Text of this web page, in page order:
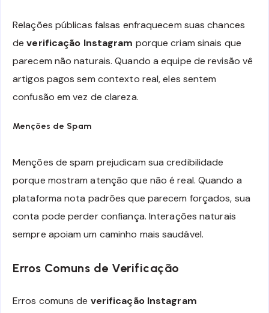
Relações públicas falsas enfraquecem suas chances
deverificação Instagram porque criam sinais que
parecem não naturais. Quando a equipe de revisão vê
artigos pagos sem contexto real, eles sentem
confusão em vez de clareza.
Menções de Spam
Menções de spam prejudicam sua credibilidade
porque mostram atenção que não é real. Quando a
plataforma nota padrões que parecem forçados, sua
conta pode perder confiança. Interações naturais
sempre apoiam um caminho mais saudável.
Erros Comuns de Verificação
Erros comuns de verificação Instagram